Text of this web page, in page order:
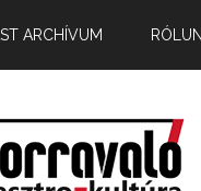
ARCHÍVUM